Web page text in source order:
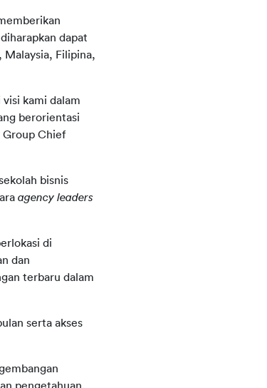
dapat
Malaysia, Filipina,
kami dalam
berorientasi
Group Chief
bisnis
di
dan
terbaru dalam
serta akses